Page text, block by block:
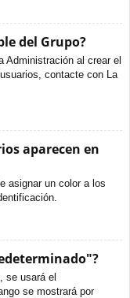
del Grupo?
Administración al crear el
contacte con La
aparecen en
asignar un color a los
se usará el
se mostrará por